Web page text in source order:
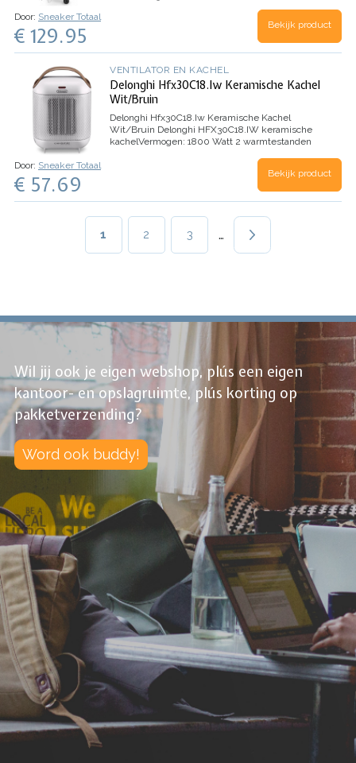
Door: Sneaker Totaal
€ 129.95 Bekijk product
VENTILATOR EN KACHEL
Delonghi Hfx30C18.Iw Keramische Kachel
Wit/Bruin
Delonghi Hfx30C18.Iw Keramische Kachel
Wit/Bruin Delonghi HFX30C18.IW keramische
kachelVermogen: 1800 Watt 2 warmtestanden
Door: Sneaker Totaal
€ 57.69 Bekijk product
Huidige
1 Page
2 Page
3 …
Wil jij ook je eigen webshop, plús een eigen
kantoor- en opslagruimte, plús korting op
pakketverzending?
Word ook buddy!